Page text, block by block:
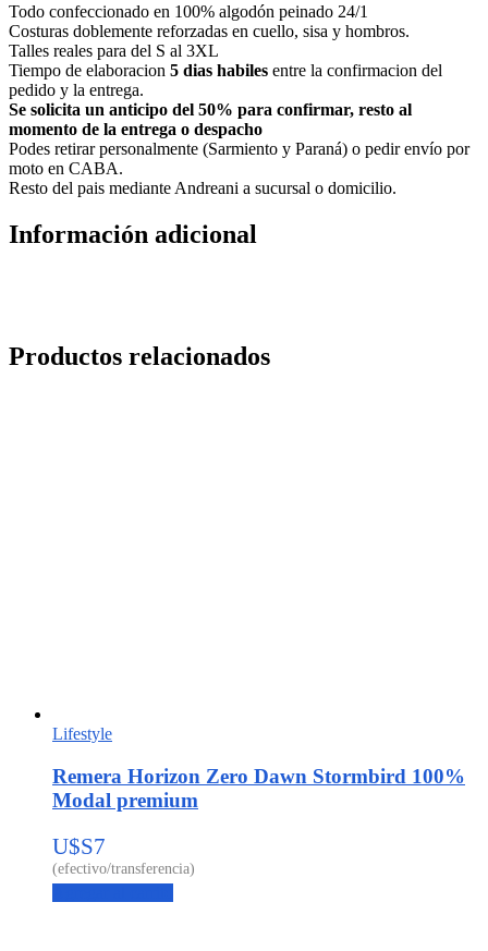
Todo confeccionado en 100% algodón peinado 24/1
Costuras doblemente reforzadas en cuello, sisa y hombros.
Talles reales para del S al 3XL
Tiempo de elaboracion 5 dias habiles entre la confirmacion del
pedido y la entrega.
Se solicita un anticipo del 50% para confirmar, resto al
momento de la entrega o despacho
Podes retirar personalmente (Sarmiento y Paraná) o pedir envío por
moto en CABA.
Resto del pais mediante Andreani a sucursal o domicilio.
Información adicional
Productos relacionados
Lifestyle
Remera Horizon Zero Dawn Stormbird 100%
Modal premium
U$S7